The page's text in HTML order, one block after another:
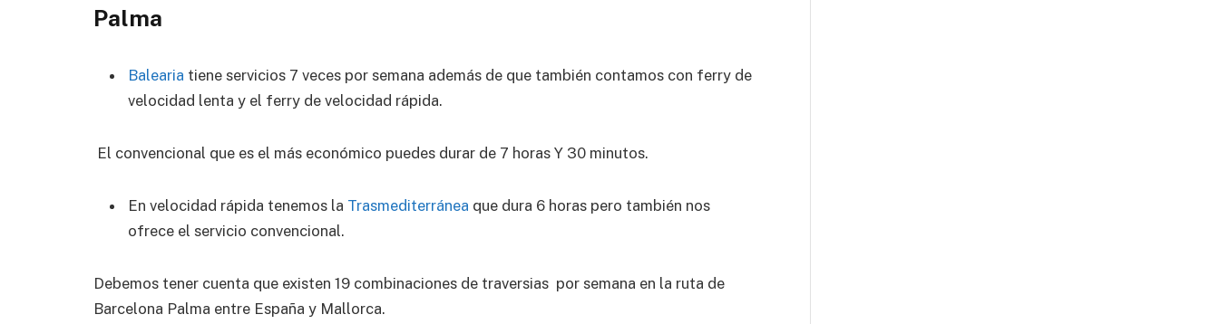
Palma
Balearia tiene servicios 7 veces por semana además de que también contamos con ferry de
velocidad lenta y el ferry de velocidad rápida.
El convencional que es el más económico puedes durar de 7 horas Y 30 minutos.
En velocidad rápida tenemos la Trasmediterránea que dura 6 horas pero también nos
ofrece el servicio convencional.
Debemos tener cuenta que existen 19 combinaciones de traversias por semana en la ruta de
Barcelona Palma entre España y Mallorca.